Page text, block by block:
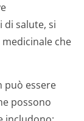
di salute, si
che
può essere
possono